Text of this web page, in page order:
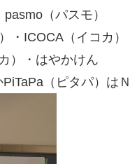
（パスモ）
・ICOCA（イコカ）
）・はやかけん
（ピタパ）はＮ